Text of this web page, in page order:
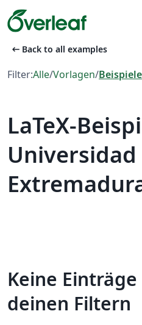
arrow_left_alt Back to all examples
Filter:Alle/Vorlagen/Beispiele
LaTeX-
Universidad
Keine
deinen Filtern